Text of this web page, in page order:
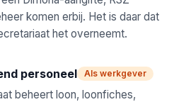
komen erbij. Het is daar dat
het overneemt.
personeel Als werkgever
beheert loon, loonfiches,